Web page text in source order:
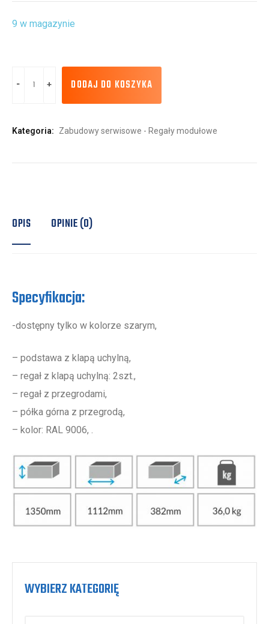
9 w magazynie
DODAJ DO KOSZYKA
Kategoria: Zabudowy serwisowe - Regały modułowe
OPIS OPINIE (0)
Specyfikacja:
-dostępny tylko w kolorze szarym,
– podstawa z klapą uchylną,
– regał z klapą uchylną: 2szt.,
– regał z przegrodami,
– półka górna z przegrodą,
– kolor: RAL 9006, .
WYBIERZ KATEGORIĘ